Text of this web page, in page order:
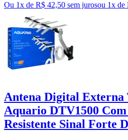
Ou 1x de R$ 42,50 sem jurosou 1x de
Antena Digital
Aquario DTV1500
Resistente Sinal Forte